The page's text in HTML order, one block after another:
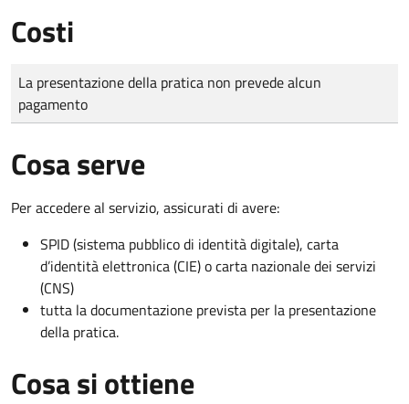
Costi
Tipo di pagamento
Importo
La presentazione della pratica non prevede alcun
pagamento
Cosa serve
Per accedere al servizio, assicurati di avere:
SPID (sistema pubblico di identità digitale), carta
d’identità elettronica (CIE) o carta nazionale dei servizi
(CNS)
tutta la documentazione prevista per la presentazione
della pratica.
Cosa si ottiene